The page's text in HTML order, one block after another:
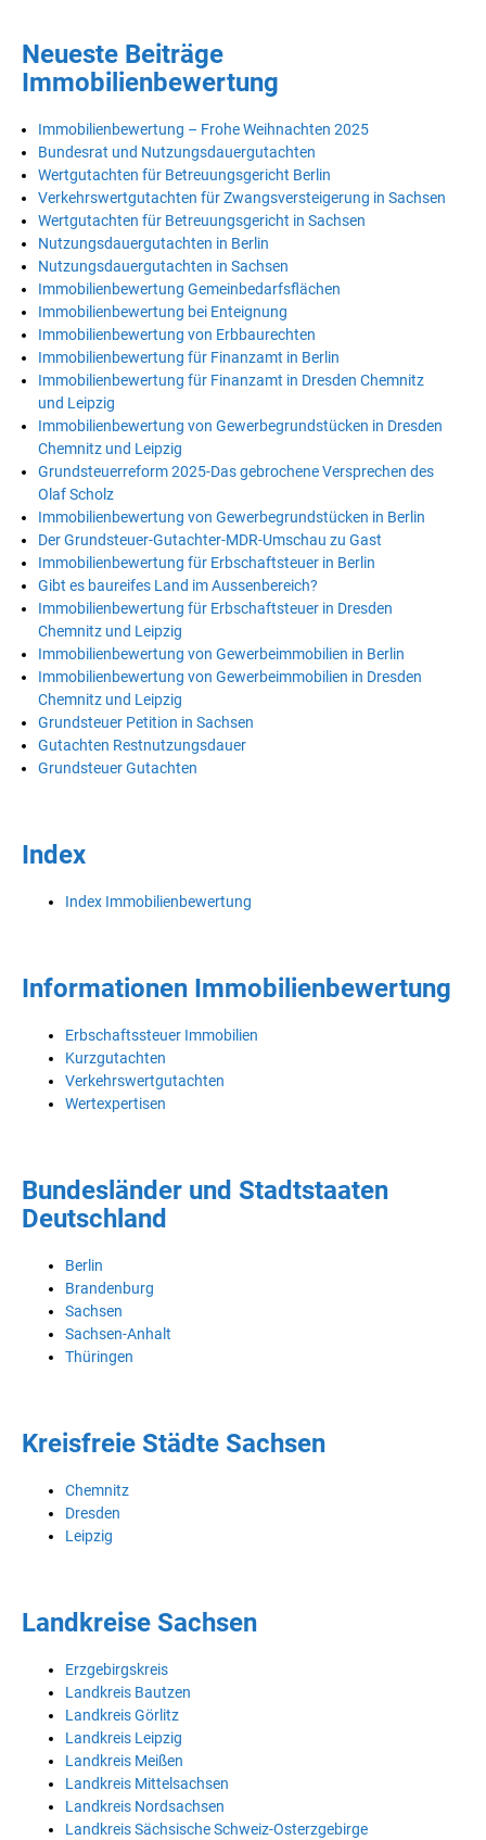
Neueste Beiträge
Immobilienbewertung
Immobilienbewertung – Frohe Weihnachten 2025
Bundesrat und Nutzungsdauergutachten
Wertgutachten für Betreuungsgericht Berlin
Verkehrswertgutachten für Zwangsversteigerung in Sachsen
Wertgutachten für Betreuungsgericht in Sachsen
Nutzungsdauergutachten in Berlin
Nutzungsdauergutachten in Sachsen
Immobilienbewertung Gemeinbedarfsflächen
Immobilienbewertung bei Enteignung
Immobilienbewertung von Erbbaurechten
Immobilienbewertung für Finanzamt in Berlin
Immobilienbewertung für Finanzamt in Dresden Chemnitz
und Leipzig
Immobilienbewertung von Gewerbegrundstücken in Dresden
Chemnitz und Leipzig
Grundsteuerreform 2025-Das gebrochene Versprechen des
Olaf Scholz
Immobilienbewertung von Gewerbegrundstücken in Berlin
Der Grundsteuer-Gutachter-MDR-Umschau zu Gast
Immobilienbewertung für Erbschaftsteuer in Berlin
Gibt es baureifes Land im Aussenbereich?
Immobilienbewertung für Erbschaftsteuer in Dresden
Chemnitz und Leipzig
Immobilienbewertung von Gewerbeimmobilien in Berlin
Immobilienbewertung von Gewerbeimmobilien in Dresden
Chemnitz und Leipzig
Grundsteuer Petition in Sachsen
Gutachten Restnutzungsdauer
Grundsteuer Gutachten
Index
Index Immobilienbewertung
Informationen Immobilienbewertung
Erbschaftssteuer Immobilien
Kurzgutachten
Verkehrswertgutachten
Wertexpertisen
Bundesländer und Stadtstaaten
Deutschland
Berlin
Brandenburg
Sachsen
Sachsen-Anhalt
Thüringen
Kreisfreie Städte Sachsen
Chemnitz
Dresden
Leipzig
Landkreise Sachsen
Erzgebirgskreis
Landkreis Bautzen
Landkreis Görlitz
Landkreis Leipzig
Landkreis Meißen
Landkreis Mittelsachsen
Landkreis Nordsachsen
Landkreis Sächsische Schweiz-Osterzgebirge